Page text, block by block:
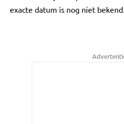
exacte datum is nog niet bekend.